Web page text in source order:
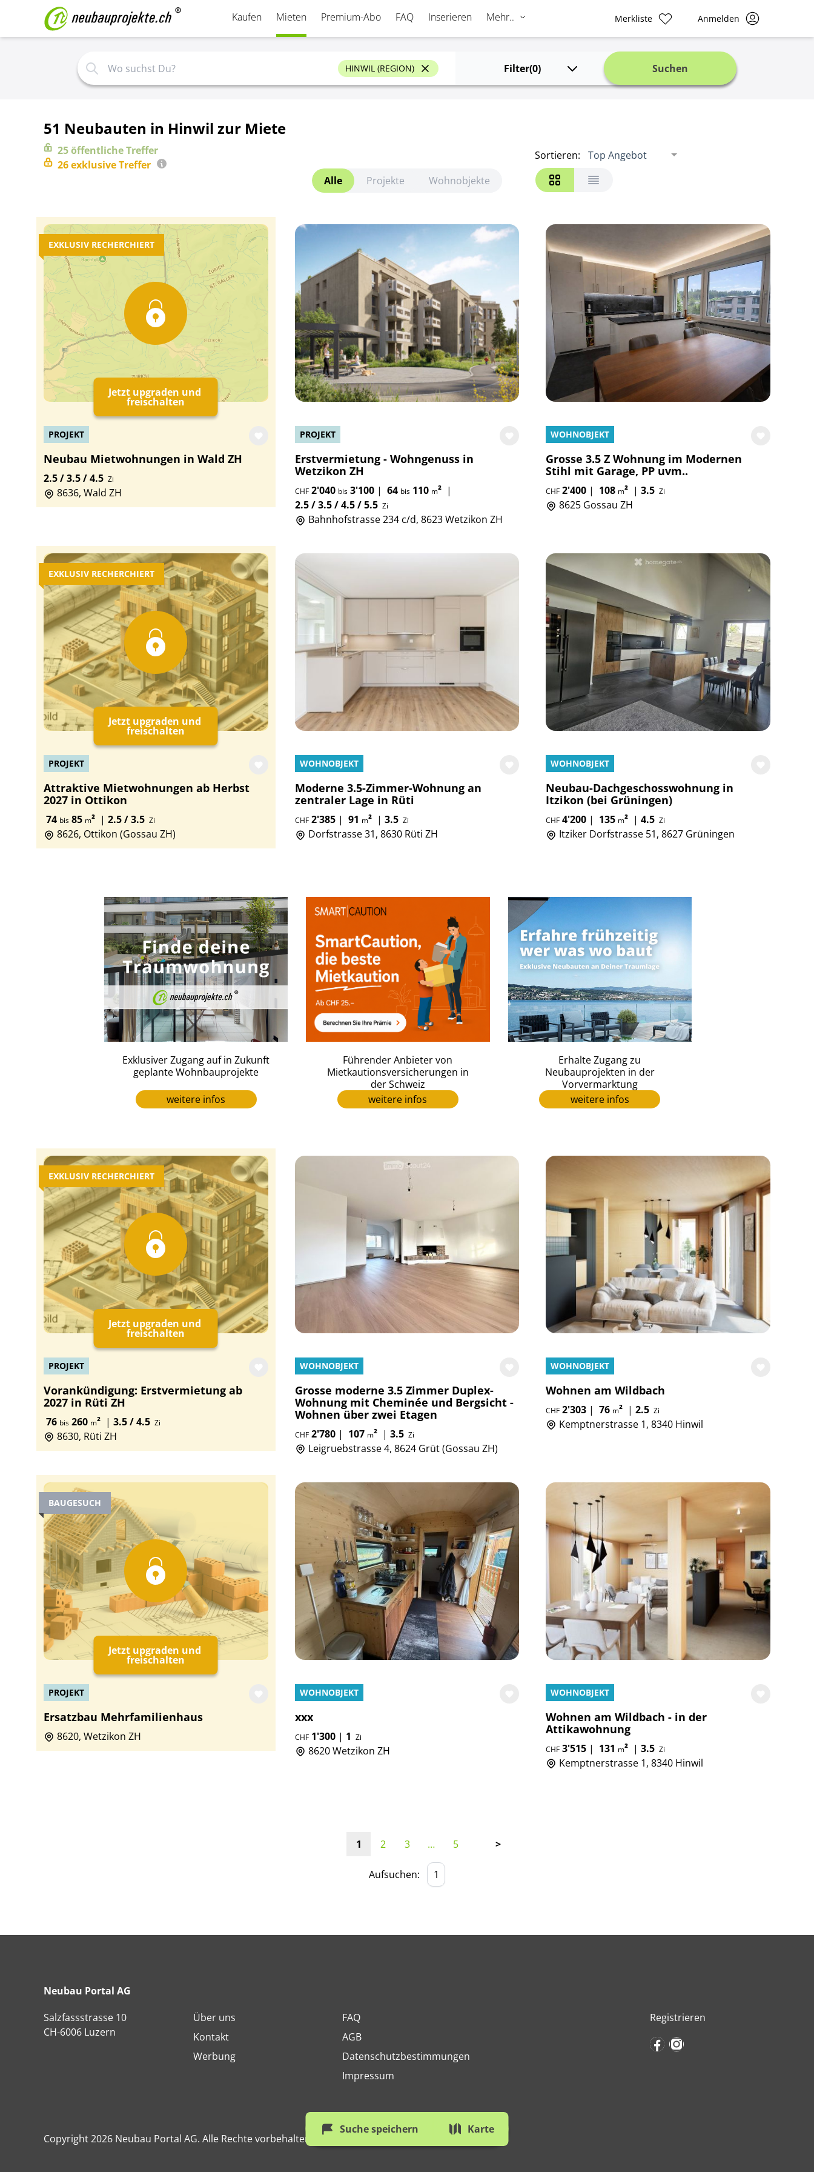
Kaufen Mieten Premium-Abo FAQ Inserieren Mehr.. Merkliste Anmelden
HINWIL (REGION) Filter(0) Suchen
51 Neubauten in Hinwil zur Miete
25öffentlicheTreffer
26exklusiveTreffer
Alle
Projekte Wohnobjekte
Sortieren: Top Angebot
EXKLUSIV RECHERCHIERT
Jetzt upgraden und
freischalten
PROJEKT
Neubau Mietwohnungen in Wald ZH
2.5 / 3.5 / 4.5 Zi
8636, Wald ZH
PROJEKT
Erstvermietung - Wohngenuss in
Wetzikon ZH
CHF2'040 bis3'100| 64 bis110 m² |
2.5 / 3.5 / 4.5 / 5.5 Zi
Bahnhofstrasse 234 c/d, 8623 Wetzikon ZH
WOHNOBJEKT
Grosse 3.5 Z Wohnung im Modernen
Stihl mit Garage, PP uvm..
CHF 2'400 | 108 m² |3.5 Zi
8625 Gossau ZH
EXKLUSIV RECHERCHIERT
Jetzt upgraden und
freischalten
PROJEKT
Attraktive Mietwohnungen ab Herbst
2027 in Ottikon
74 bis 85 m² | 2.5 / 3.5 Zi
8626, Ottikon (Gossau ZH)
WOHNOBJEKT
Moderne 3.5-Zimmer-Wohnung an
zentraler Lage in Rüti
CHF2'385| 91 m² | 3.5 Zi
Dorfstrasse 31, 8630 Rüti ZH
WOHNOBJEKT
Neubau-Dachgeschosswohnung in
Itzikon (bei Grüningen)
CHF 4'200 | 135 m² |4.5 Zi
Itziker Dorfstrasse 51, 8627 Grüningen
Exklusiver Zugang auf in Zukunft
geplante Wohnbauprojekte
weitere infos
Führender Anbieter von
Mietkautionsversicherungen in
der Schweiz
weitere infos
Erhalte Zugang zu
Neubauprojekten in der
Vorvermarktung
weitere infos
EXKLUSIV RECHERCHIERT
Jetzt upgraden und
freischalten
PROJEKT
Vorankündigung: Erstvermietung ab
2027 in Rüti ZH
76 bis 260 m² | 3.5 / 4.5 Zi
8630, Rüti ZH
WOHNOBJEKT
Grosse moderne 3.5 Zimmer Duplex-
Wohnung mit Cheminée und Bergsicht -
Wohnen über zwei Etagen
CHF2'780| 107 m² | 3.5 Zi
Leigruebstrasse 4, 8624 Grüt (Gossau ZH)
WOHNOBJEKT
Wohnen am Wildbach
CHF 2'303 | 76 m² |2.5 Zi
Kemptnerstrasse 1, 8340 Hinwil
BAUGESUCH
Jetzt upgraden und
freischalten
PROJEKT
Ersatzbau Mehrfamilienhaus
8620, Wetzikon ZH
WOHNOBJEKT
xxx
CHF1'300| 1 Zi
8620 Wetzikon ZH
WOHNOBJEKT
Wohnen am Wildbach - in der
Attikawohnung
CHF 3'515 | 131 m² |3.5 Zi
Kemptnerstrasse 1, 8340 Hinwil
1 2 3 … 5 >
Aufsuchen:
Suche speichern Karte
Neubau Portal AG
Salzfassstrasse 10
CH-6006 Luzern
Über uns
Kontakt
Werbung
FAQ
AGB
Datenschutzbestimmungen
Impressum
Registrieren
Copyright 2026 Neubau Portal AG. Alle Rechte vorbehalten.